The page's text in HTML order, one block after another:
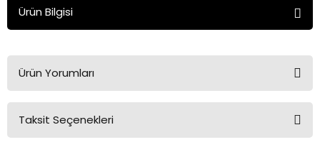
Ürün Bilgisi
Ürün Yorumları
Bu ürüne ilk yorumu siz yapın!
Taksit Seçenekleri